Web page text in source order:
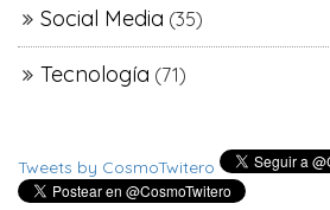
Social Media (35)
Tecnología (71)
Tweets by CosmoTwitero